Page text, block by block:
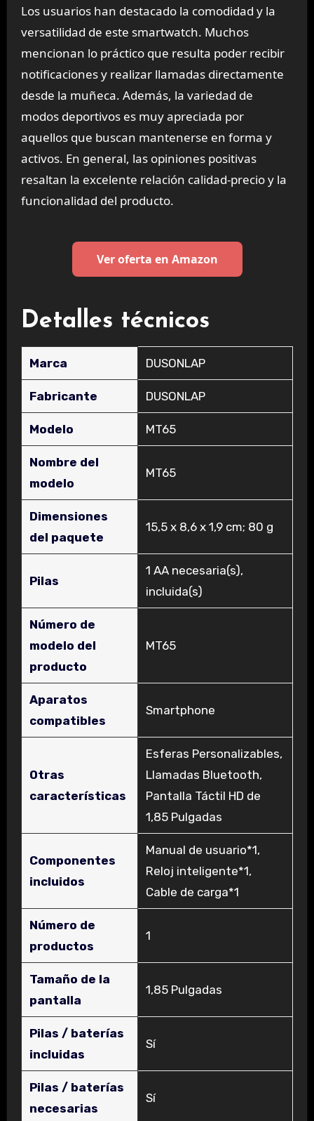
Los usuarios han destacado la comodidad y la
versatilidad de este smartwatch. Muchos
mencionan lo práctico que resulta poder recibir
notificaciones y realizar llamadas directamente
desde la muñeca. Además, la variedad de
modos deportivos es muy apreciada por
aquellos que buscan mantenerse en forma y
activos. En general, las opiniones positivas
resaltan la excelente relación calidad-precio y la
funcionalidad del producto.
Ver oferta en Amazon
Detalles técnicos
Marca ‎DUSONLAP
Fabricante ‎DUSONLAP
Modelo ‎MT65
Nombre del
modelo
‎MT65
Dimensiones
del paquete
‎15,5 x 8,6 x 1,9 cm; 80 g
Pilas
‎1 AA necesaria(s),
incluida(s)
Número de
modelo del
producto
‎MT65
Aparatos
compatibles
‎Smartphone
Otras
características
‎Esferas Personalizables,
Llamadas Bluetooth,
Pantalla Táctil HD de
1,85 Pulgadas
Componentes
incluidos
‎Manual de usuario*1,
Reloj inteligente*1,
Cable de carga*1
Número de
productos
‎1
Tamaño de la
pantalla
‎1,85 Pulgadas
Pilas / baterías
incluidas
‎Sí
Pilas / baterías
necesarias
‎Sí